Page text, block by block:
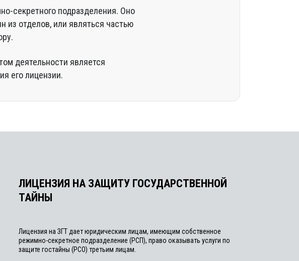
секретного подразделения. Оно
из отделов, или являться частью
деятельности является
его лицензии.
ЛИЦЕНЗИЯ НА ЗАЩИТУ ГОСУДАРСТВЕННОЙ
ТАЙНЫ
Лицензия на ЗГТ дает юридическим лицам, имеющим собственное
режимно-секретное подразделение (РСП), право оказывать услуги по
защите гостайны (РСО) третьим лицам.